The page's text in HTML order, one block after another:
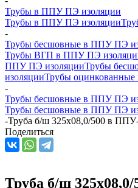
Трубы в ППУ ПЭ изоляции
Трубы в ППУ ПЭ изоляции
-
Трубы бесшовные в ППУ ПЭ
Трубы ВГП в ППУ ПЭ
ППУ ПЭ изоляцииТрубы
изоляцииТрубы
-
Трубы бесшовные в ППУ ПЭ
Трубы бесшовные в ППУ ПЭ
-Труба б/ш 325х08,0/500 в
Поделиться
Труба б/ш